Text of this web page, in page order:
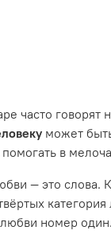
часто
может
в
— это слова.
любви номер один.